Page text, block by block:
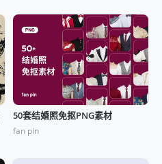
50套结婚照免抠PNG素材
fan pin